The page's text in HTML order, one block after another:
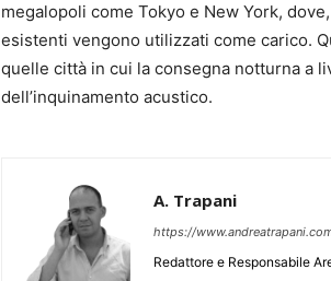
megalopoli come Tokyo e New York,
esistenti vengono utilizzati come carico.
quelle città in cui la consegna notturna a
dell’inquinamento acustico.
A. Trapani
https://
Redattore e Responsabile